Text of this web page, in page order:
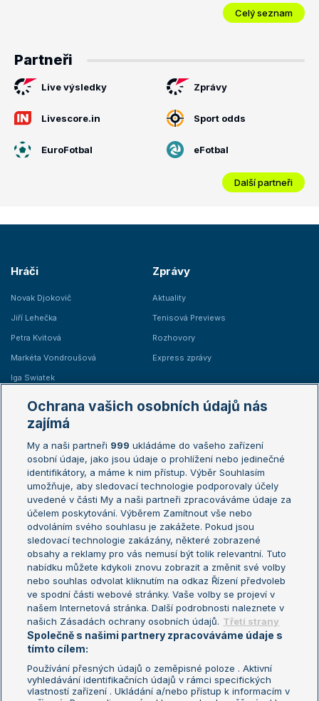
Celý seznam
Partneři
Live výsledky Zprávy
Livescore.in Sport odds
EuroFotbal eFotbal
Další partneři
Hráči
Novak Djokovič
Jiří Lehečka
Petra Kvitová
Markéta Vondroušová
Iga Swiatek
Zprávy
Aktuality
Tenisová Previews
Rozhovory
Express zprávy
Žebříčky
Žebříček ATP (muži)
Žebříček WTA (ženy)
Sázkařský žebříček
Australian Open
French Open
Wimbledon
US Open
Turnaj mistrů
Turnaj mistryň
Aktualní trendy
Fotbalové přestupy
Livesport Daily
LS Prague Open
Podmínky užití Nastavení soukromí
Ochrana vašich osobních údajů nás
zajímá
My a naši partneři 999 ukládáme do vašeho zařízení
osobní údaje, jako jsou údaje o prohlížení nebo jedinečné
identifikátory, a máme k nim přístup. Výběr Souhlasím
umožňuje, aby sledovací technologie podporovaly účely
uvedené v části My a naši partneři zpracováváme údaje za
účelem poskytování. Výběrem Zamítnout vše nebo
odvoláním svého souhlasu je zakážete. Pokud jsou
sledovací technologie zakázány, některé zobrazené
obsahy a reklamy pro vás nemusí být tolik relevantní. Tuto
nabídku můžete kdykoli znovu zobrazit a změnit své volby
nebo souhlas odvolat kliknutím na odkaz Řízení předvoleb
ve spodní části webové stránky. Vaše volby se projeví v
našem Internetová stránka. Další podrobnosti naleznete v
našich Zásadách ochrany osobních údajů. Třetí strany
Společně s našimi partnery zpracováváme údaje s
tímto cílem:
Používání přesných údajů o zeměpisné poloze . Aktivní
vyhledávání identifikačních údajů v rámci specifických
vlastností zařízení . Ukládání a/nebo přístup k informacím v